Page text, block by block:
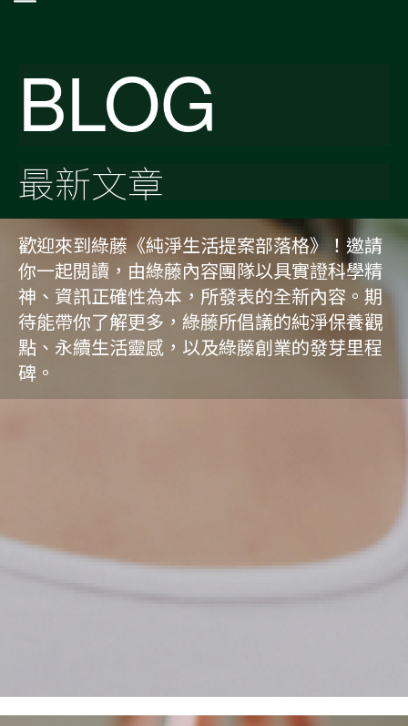
BLOG
最新文章
歡迎來到綠藤《純淨生活提案部落格》！邀請
你一起閱讀，由綠藤內容團隊以具實證科學精
神、資訊正確性為本，所發表的全新內容。期
待能帶你了解更多，綠藤所倡議的純淨保養觀
點、永續生活靈感，以及綠藤創業的發芽里程
碑。